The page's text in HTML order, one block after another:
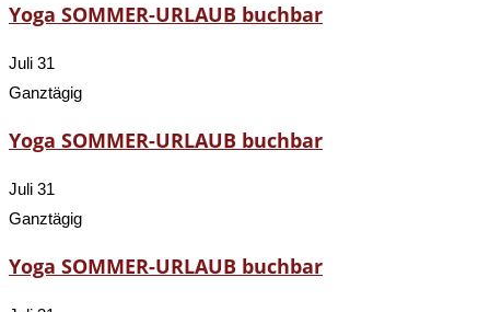
Yoga SOMMER-URLAUB buchbar
Juli 31
Ganztägig
Yoga SOMMER-URLAUB buchbar
Juli 31
Ganztägig
Yoga SOMMER-URLAUB buchbar